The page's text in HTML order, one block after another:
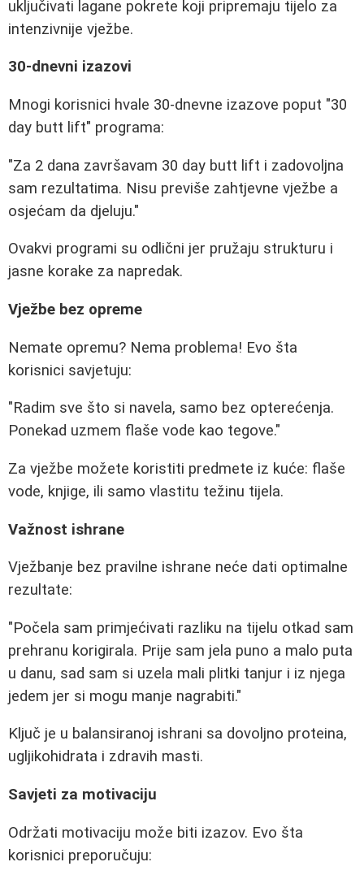
uključivati lagane pokrete koji pripremaju tijelo za
intenzivnije vježbe.
30-dnevni izazovi
Mnogi korisnici hvale 30-dnevne izazove poput "30
day butt lift" programa:
"Za 2 dana završavam 30 day butt lift i zadovoljna
sam rezultatima. Nisu previše zahtjevne vježbe a
osjećam da djeluju."
Ovakvi programi su odlični jer pružaju strukturu i
jasne korake za napredak.
Vježbe bez opreme
Nemate opremu? Nema problema! Evo šta
korisnici savjetuju:
"Radim sve što si navela, samo bez opterećenja.
Ponekad uzmem flaše vode kao tegove."
Za vježbe možete koristiti predmete iz kuće: flaše
vode, knjige, ili samo vlastitu težinu tijela.
Važnost ishrane
Vježbanje bez pravilne ishrane neće dati optimalne
rezultate:
"Počela sam primjećivati razliku na tijelu otkad sam
prehranu korigirala. Prije sam jela puno a malo puta
u danu, sad sam si uzela mali plitki tanjur i iz njega
jedem jer si mogu manje nagrabiti."
Ključ je u balansiranoj ishrani sa dovoljno proteina,
ugljikohidrata i zdravih masti.
Savjeti za motivaciju
Održati motivaciju može biti izazov. Evo šta
korisnici preporučuju: